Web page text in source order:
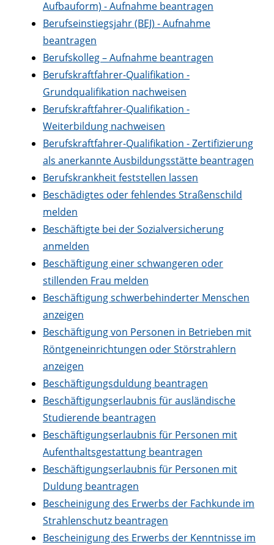
Aufbauform) - Aufnahme beantragen
Berufseinstiegsjahr (BEJ) - Aufnahme
beantragen
Berufskolleg – Aufnahme beantragen
Berufskraftfahrer-Qualifikation -
Grundqualifikation nachweisen
Berufskraftfahrer-Qualifikation -
Weiterbildung nachweisen
Berufskraftfahrer-Qualifikation - Zertifizierung
als anerkannte Ausbildungsstätte beantragen
Berufskrankheit feststellen lassen
Beschädigtes oder fehlendes Straßenschild
melden
Beschäftigte bei der Sozialversicherung
anmelden
Beschäftigung einer schwangeren oder
stillenden Frau melden
Beschäftigung schwerbehinderter Menschen
anzeigen
Beschäftigung von Personen in Betrieben mit
Röntgeneinrichtungen oder Störstrahlern
anzeigen
Beschäftigungsduldung beantragen
Beschäftigungserlaubnis für ausländische
Studierende beantragen
Beschäftigungserlaubnis für Personen mit
Aufenthaltsgestattung beantragen
Beschäftigungserlaubnis für Personen mit
Duldung beantragen
Bescheinigung des Erwerbs der Fachkunde im
Strahlenschutz beantragen
Bescheinigung des Erwerbs der Kenntnisse im